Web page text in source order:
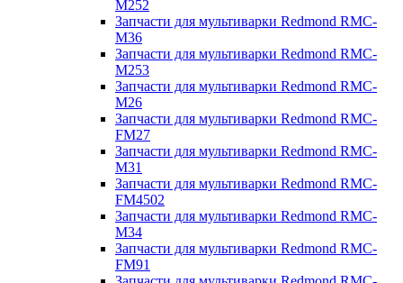
M252
Запчасти для мультиварки Redmond RMC-
M36
Запчасти для мультиварки Redmond RMC-
M253
Запчасти для мультиварки Redmond RMC-
M26
Запчасти для мультиварки Redmond RMC-
FM27
Запчасти для мультиварки Redmond RMC-
M31
Запчасти для мультиварки Redmond RMC-
FM4502
Запчасти для мультиварки Redmond RMC-
M34
Запчасти для мультиварки Redmond RMC-
FM91